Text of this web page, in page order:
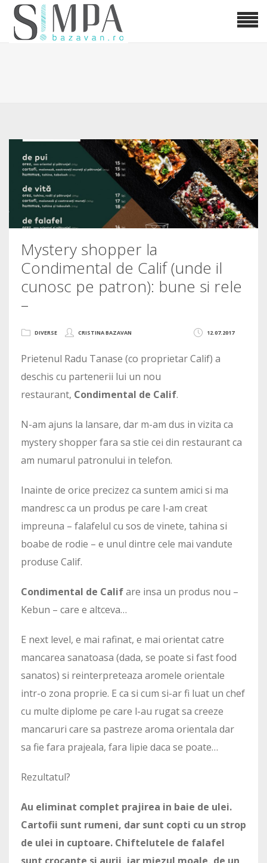
Mystery shopper la
Condimental de Calif (unde il
cunosc pe patron): bune si rele
–
12.07.2017
DIVERSE CRISTINA BAZAVAN
Prietenul Radu Tanase (co proprietar Calif) a
deschis cu partenerii lui un nou
restaurant, Condimental de Calif.
N-am ajuns la lansare, dar m-am dus in vizita ca
mystery shopper fara sa stie cei din restaurant ca
am numarul patronului in telefon.
Inainte de orice precizez ca suntem amici si ma
mandresc ca un produs pe care l-am creat
impreuna – falafelul cu sos de vinete, tahina si
boabe de rodie – e unul dintre cele mai vandute
produse Calif.
Condimental de Califare insa un produs nou –
Kebun – care e altceva…
E next level, e mai rafinat, e mai orientat catre
mancarea sanatoasa (dada, se poate si fast food
sanatos) si reinterpreteaza aromele orientale
intr-o zona proprie. E ca si cum si-ar fi luat un chef
cu multe diplome pe care l-au rugat sa creeze
mancaruri care sa pastreze aroma orientala dar
sa fie fara prajeala, fara lipie daca se poate…
Rezultatul?
Au eliminat complet prajirea in baie de ulei.
Cartofii sunt rumeni, dar sunt copti cu un strop
de ulei in cuptoare. Chiftelutele de falafel